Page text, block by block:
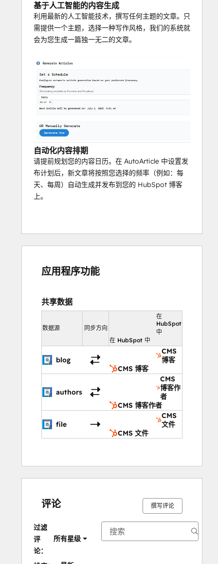
基于人工智能的内容生成
利用最新的人工智能技术，撰写任何主题的文章。只
需提供一个主题，选择一种写作风格，我们的系统就
会为您生成一篇独一无二的文章。
自动化内容排期
请提前规划您的内容日历。在 AutoArticle 中设置发
布计划后，新文章将按照您选择的频率（例如：每
天、每周）自动生成并发布到您的 HubSpot 博客
上。
应用程序功能
共享数据
数据源 同步方向
在
HubSpot
中
在 HubSpot 中
blog
CMS
博客
CMS 博客
authors
CMS
博客作
者
CMS 博客作者
file
CMS
文件
CMS 文件
评论 撰写评论
过滤
评
论：
所有星级